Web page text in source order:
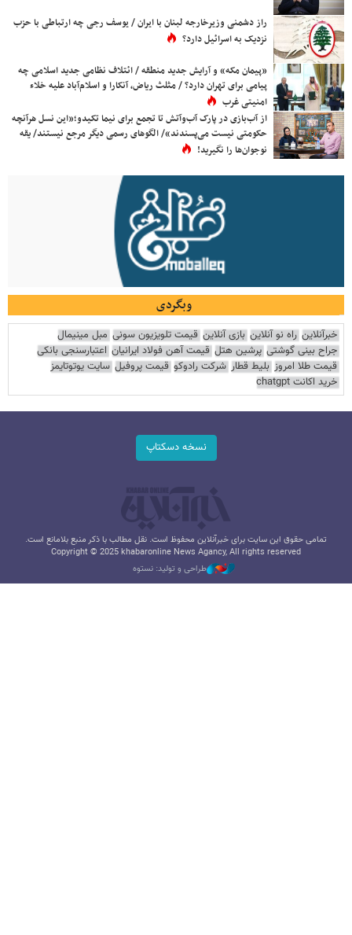
راز دشمنی وزیرخارجه لبنان با ایران / یوسف رجی چه ارتباطی با حزب
نزدیک به اسرائیل دارد؟
«پیمان مکه» و آرایش جدید منطقه / ائتلاف نظامی جدید اسلامی چه
پیامی برای تهران دارد؟ / مثلث ریاض، آنکارا و اسلام‌آباد علیه خلاء
امنیتی غرب
از آب‌بازی در پارک آب‌وآتش تا تجمع برای نیما تکیدو؛«این نسل هرآنچه
حکومتی نیست می‌پسندند»/ الگوهای رسمی دیگر مرجع نیستند/ یقه
نوجوان‌ها را نگیرید!
وبگردی
خبرآنلاین راه نو آنلاین بازی آنلاین قیمت تلویزیون سونی مبل مینیمال
جراح بینی گوشتی پرشین هتل قیمت آهن فولاد ایرانیان اعتبارسنجی بانکی
قیمت طلا امروز بلیط قطار شرکت رادوکو قیمت پروفیل سایت یوتوتایمز
خرید اکانت chatgpt
نسخه دسکتاپ
تمامی حقوق این سایت برای خبرآنلاین محفوظ است. نقل مطالب با ذکر منبع بلامانع است.
Copyright © 2025 khabaronline News Agancy, All rights reserved
طراحی و تولید: نستوه